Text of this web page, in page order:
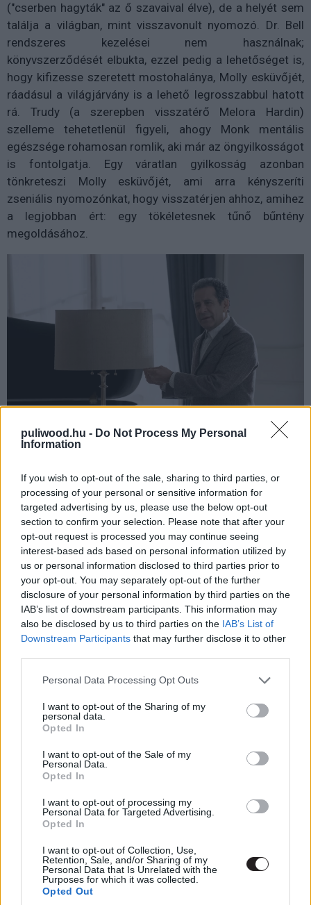
puliwood.hu - Do Not Process My Personal
Information
If you wish to opt-out of the sale, sharing to third parties, or
processing of your personal or sensitive information for
targeted advertising by us, please use the below opt-out
section to confirm your selection. Please note that after your
opt-out request is processed you may continue seeing
interest-based ads based on personal information utilized by
us or personal information disclosed to third parties prior to
your opt-out. You may separately opt-out of the further
disclosure of your personal information by third parties on the
IAB’s list of downstream participants. This information may
also be disclosed by us to third parties on the IAB’s List of
Downstream Participants that may further disclose it to other
Please note that this website/app uses one or more Google
not limited to your visit or usage behaviour. You may click to
grant or deny consent to Google and its third-party tags to
use your data for below specified purposes in below Google
consent section.
Personal Data Processing Opt Outs
I want to opt-out of the Sharing of my
personal data.
Opted In
I want to opt-out of the Sale of my
Personal Data.
Opted In
I want to opt-out of processing my
Personal Data for Targeted Advertising.
Opted In
I want to opt-out of Collection, Use,
Retention, Sale, and/or Sharing of my
Personal Data that Is Unrelated with the
Purposes for which it was collected.
Opted Out
("cserben hagyták" az ő szavaival élve), de a helyét sem
találja a világban, mint visszavonult nyomozó. Dr. Bell
rendszeres kezelései nem használnak;
könyvszerződését elbukta, ezzel pedig a lehetőséget is,
hogy kifizesse szeretett mostohalánya, Molly esküvőjét,
ráadásul a világjárvány is a lehető legrosszabbul hatott
rá. Trudy (a szerepben visszatérő Melora Hardin)
szelleme tehetetlenül figyeli, ahogy Monk mentális
egészsége rohamosan romlik, aki már az öngyilkosságot
is fontolgatja. Egy váratlan gyilkosság azonban
tönkreteszi Molly esküvőjét, ami arra kényszeríti
zseniális nyomozónkat, hogy visszatérjen ahhoz, amihez
a legjobban ért: egy tökéletesnek tűnő bűntény
megoldásához.
Ez a 90 perces kaland nem árul zsákbamacskát: semmi
újdonsággal, világmegváltó dologgal nem fog szolgálni.
Pontosan azt adja majd a nézőnek, amiért bárki leülne
egy Monk-film elé: az anyasorozatra jellemző humort és
helyzetkomikumokat, ügyelve arra, hogy ne váljon
nevetséges karikatúrává az egész; a szokásos
nyomozást és krimi-szálat; az ismerős arcokat és egy jó
nagy nosztalgiabombát.
Ezt láttad már?
Puliwoodon. Iratkozz fel a hírlevelünkre, mert
kiválogatjuk neked azokat, amikről biztosan nem
akarsz lemaradni.
Kijelentem, hogy az
A film rengeteg fan service-szel operál. Például rögtön
az elején kapunk az eredeti sorozatból egy jelenetet